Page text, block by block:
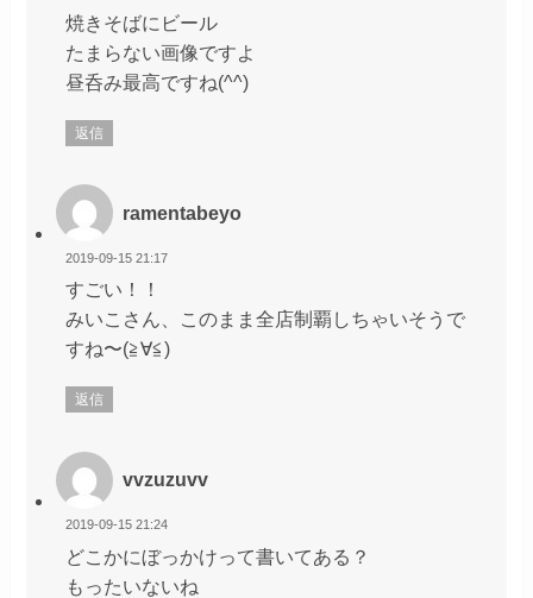
焼きそばにビール
たまらない画像ですよ
昼呑み最高ですね(^^)
返信
ramentabeyo
2019-09-15 21:17
すごい！！
みいこさん、このまま全店制覇しちゃいそうで
すね〜(≧∀≦)
返信
vvzuzuvv
2019-09-15 21:24
どこかにぼっかけって書いてある？
もったいないね